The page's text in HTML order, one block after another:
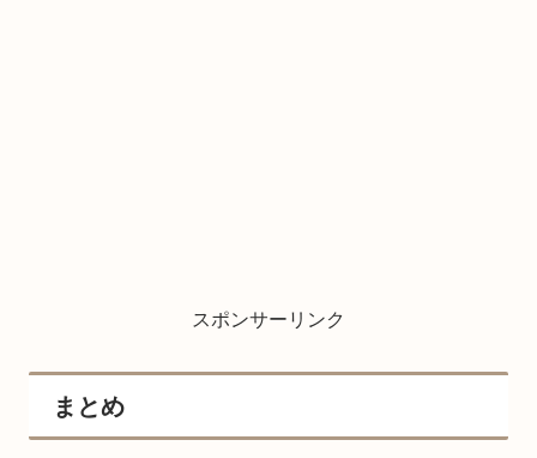
スポンサーリンク
まとめ